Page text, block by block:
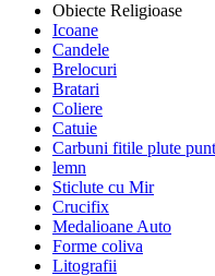
Obiecte Religioase
Icoane
Candele
Brelocuri
Bratari
Coliere
Catuie
Carbuni fitile plute
lemn
Sticlute cu Mir
Crucifix
Medalioane Auto
Forme coliva
Litografii